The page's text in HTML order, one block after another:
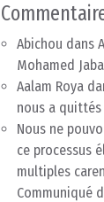
Abichou dans
Mohamed
Aalam Roya
nous a quittés
Nous ne
ce processus
multiples
Communiqué